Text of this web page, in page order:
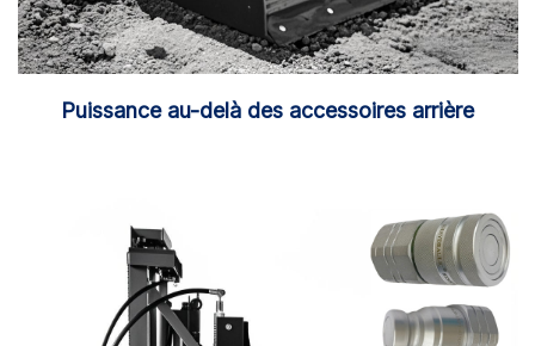
Puissance au-delà des accessoires arrière